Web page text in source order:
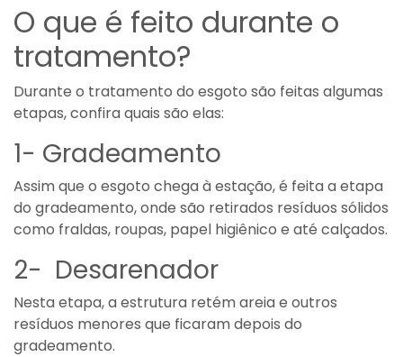
O que é feito durante o
tratamento?
Durante o tratamento do esgoto são feitas algumas
etapas, confira quais são elas:
1- Gradeamento
Assim que o esgoto chega à estação, é feita a etapa
do gradeamento, onde são retirados resíduos sólidos
como fraldas, roupas, papel higiênico e até calçados.
2- Desarenador
Nesta etapa, a estrutura retém areia e outros
resíduos menores que ficaram depois do
gradeamento.